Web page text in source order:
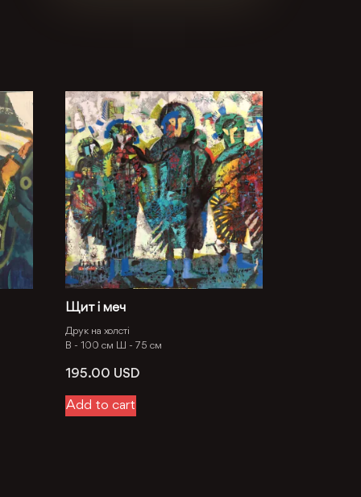
Щит і меч
Друк на холсті
В - 100 см Ш - 75 см
195.00 USD
Add to cart